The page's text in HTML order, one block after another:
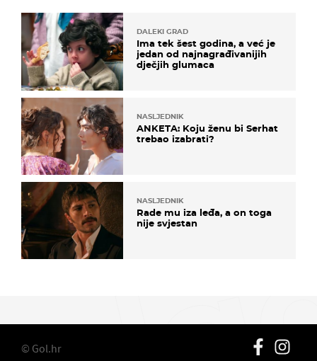
DALEKI GRAD
Ima tek šest godina, a već je
jedan od najnagrađivanijih
dječjih glumaca
NASLJEDNIK
ANKETA: Koju ženu bi Serhat
trebao izabrati?
NASLJEDNIK
Rade mu iza leđa, a on toga
nije svjestan
© Gol.hr